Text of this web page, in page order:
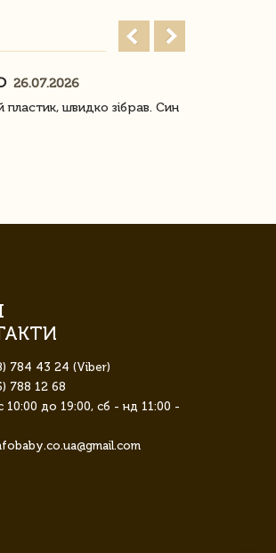
26.07.2026
пластик, швидко зібрав. Син
784 43 24 (Viber)
788 12 68
10:00 до 19:00, сб - нд 11:00 -